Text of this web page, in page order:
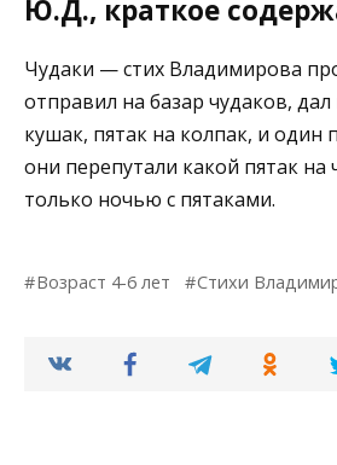
Ю.Д., краткое
Чудаки — стих Владимирова
отправил на базар чудаков,
кушак, пятак на колпак, и один
они перепутали какой пятак на
только ночью с пятаками.
Возраст 4-6 лет Стихи